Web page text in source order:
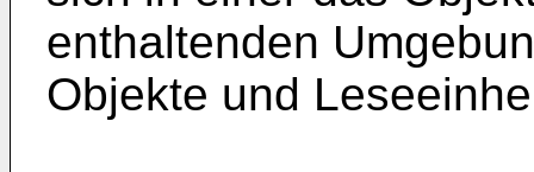
enthaltenden
Objekte und